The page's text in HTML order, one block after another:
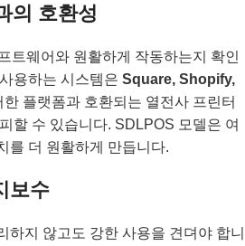
의 호환성
트웨어와 원활하게 작동하는지 확인
용하는 시스템은 Square, Shopify,
한 플랫폼과 호환되는 열전사 프린터
할 수 있습니다. SDLPOS 모델은 여
를 더 원활하게 만듭니다.
보수
하지 않고도 강한 사용을 견뎌야 합니